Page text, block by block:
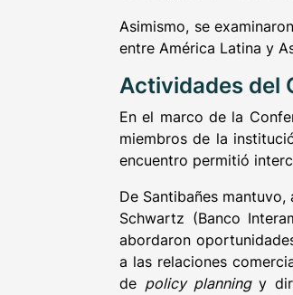
Asimismo, se
entre América Latina y
Actividades del
En el marco de la
miembros de la
encuentro permitió
De Santibañes
Schwartz (Banco
abordaron
a las relaciones
de policy planningy